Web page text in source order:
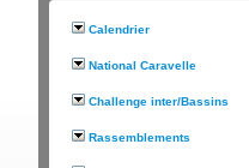
Calendrier
National Caravelle
Challenge inter/Bassins
Rassemblements